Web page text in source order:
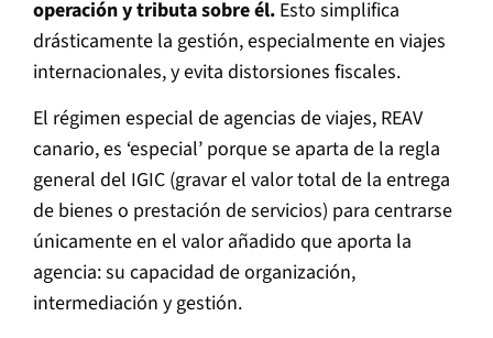
operación y tributa sobre él. Esto simplifica
drásticamente la gestión, especialmente en viajes
internacionales, y evita distorsiones fiscales.
El régimen especial de agencias de viajes, REAV
canario, es ‘especial’ porque se aparta de la regla
general del IGIC (gravar el valor total de la entrega
de bienes o prestación de servicios) para centrarse
únicamente en el valor añadido que aporta la
agencia: su capacidad de organización,
intermediación y gestión.